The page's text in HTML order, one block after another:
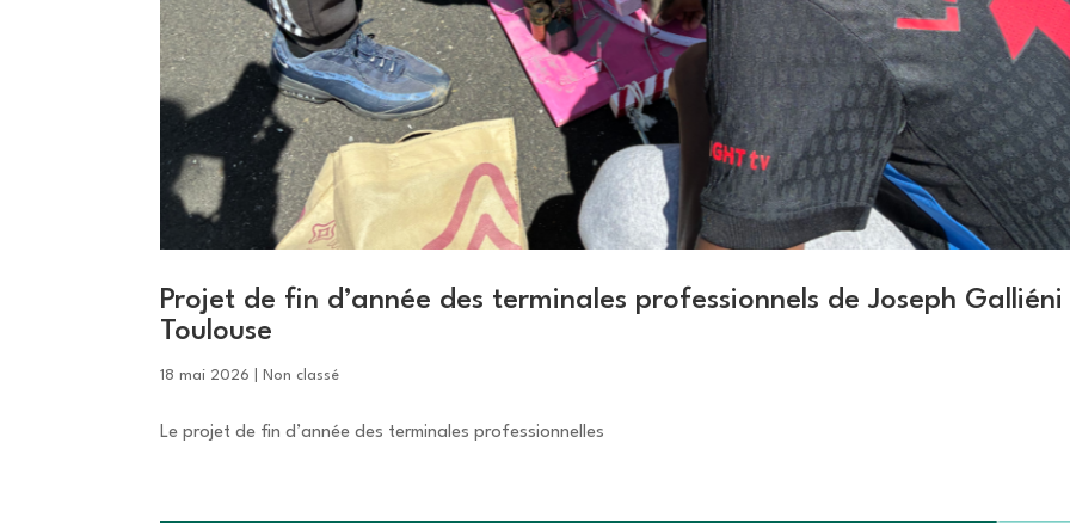
Projet de fin d’année des terminales professionnels de Joseph
Toulouse
18 mai 2026 Non classé
Le projet de fin d’année des terminales professionnelles